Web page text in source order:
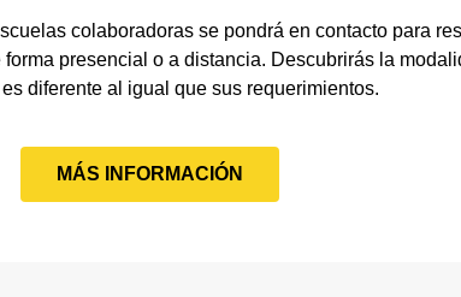
colaboradoras se pondrá en contacto para
presencial o a distancia. Descubrirás la
diferente al igual que sus requerimientos.
MÁS INFORMACIÓN